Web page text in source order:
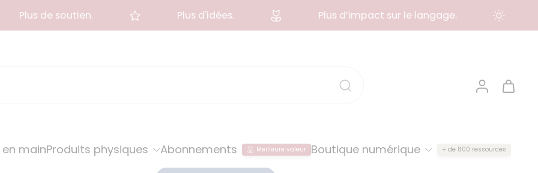
Plus de soutien. Plus d'idées. Plus d’impact sur le langage.
en mainProduits physiques Abonnements Meilleure valeur Boutique numérique + de 800 ressources